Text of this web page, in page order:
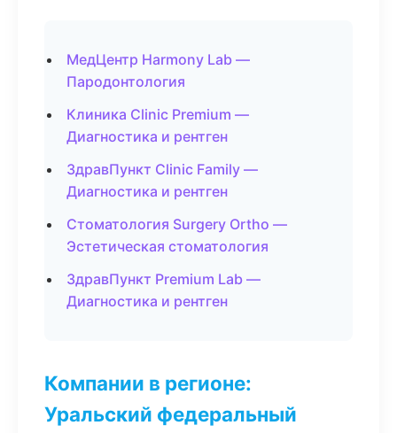
МедЦентр Harmony Lab —
Пародонтология
Клиника Clinic Premium —
Диагностика и рентген
ЗдравПункт Clinic Family —
Диагностика и рентген
Стоматология Surgery Ortho —
Эстетическая стоматология
ЗдравПункт Premium Lab —
Диагностика и рентген
Компании в регионе:
Уральский федеральный